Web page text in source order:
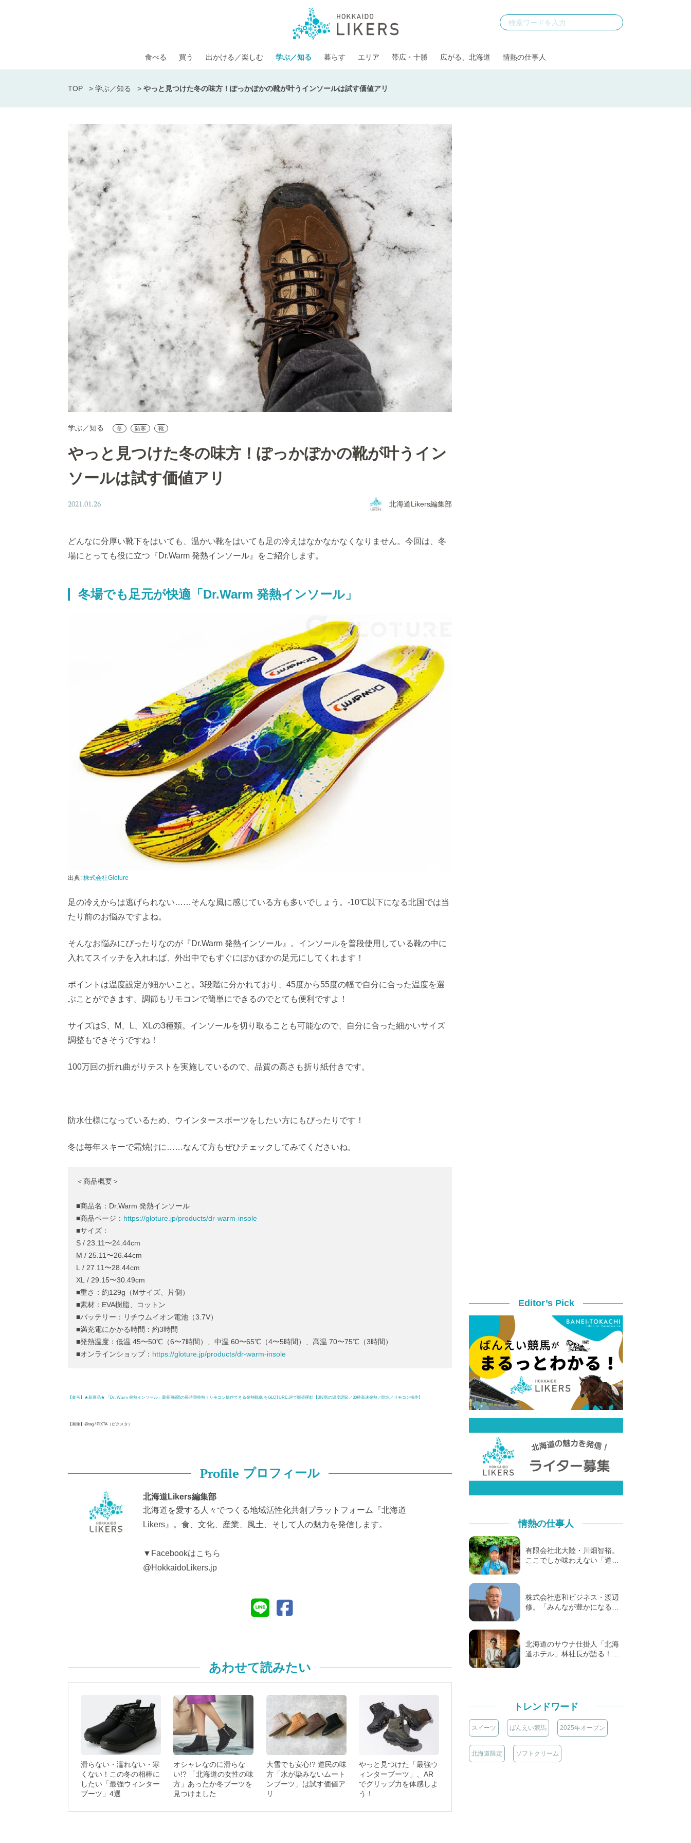
食べる 買う 出かける／楽しむ 学ぶ／知る 暮らす エリア 帯広・十勝 広がる、北海道 情熱の仕事人
TOP > 学ぶ／知る > やっと見つけた冬の味方！ぽっかぽかの靴が叶うインソールは試す価値アリ
学ぶ／知る 冬 防寒 靴
やっと見つけた冬の味方！ぽっかぽかの靴が叶うイン
ソールは試す価値アリ
2021.01.26 北海道Likers編集部
どんなに分厚い靴下をはいても、温かい靴をはいても足の冷えはなかなかなくなりません。今回は、冬
場にとっても役に立つ『Dr.Warm 発熱インソール』をご紹介します。
冬場でも足元が快適「Dr.Warm 発熱インソール」
出典: 株式会社Gloture
足の冷えからは逃げられない……そんな風に感じている方も多いでしょう。-10℃以下になる北国では当
たり前のお悩みですよね。
そんなお悩みにぴったりなのが『Dr.Warm 発熱インソール』。インソールを普段使用している靴の中に
入れてスイッチを入れれば、外出中でもすぐにぽかぽかの足元にしてくれます！
ポイントは温度設定が細かいこと。3段階に分かれており、45度から55度の幅で自分に合った温度を選
ぶことができます。調節もリモコンで簡単にできるのでとても便利ですよ！
サイズはS、M、L、XLの3種類。インソールを切り取ることも可能なので、自分に合った細かいサイズ
調整もできそうですね！
100万回の折れ曲がりテストを実施しているので、品質の高さも折り紙付きです。
防水仕様になっているため、ウインタースポーツをしたい方にもぴったりです！
冬は毎年スキーで霜焼けに……なんて方もぜひチェックしてみてくださいね。
＜商品概要＞
■商品名：Dr.Warm 発熱インソール
■商品ページ： https://gloture.jp/products/dr-warm-insole
■サイズ：
S / 23.11〜24.44cm
M / 25.11〜26.44cm
L / 27.11〜28.44cm
XL / 29.15〜30.49cm
■重さ：約129g（Mサイズ、片側）
■素材：EVA樹脂、コットン
■バッテリー：リチウムイオン電池（3.7V）
■満充電にかかる時間：約3時間
■発熱温度：低温 45〜50℃（6〜7時間）、中温 60〜65℃（4〜5時間）、高温 70〜75℃（3時間）
■オンラインショップ： https://gloture.jp/products/dr-warm-insole
【参考】★新商品★ 「Dr. Warm 発熱インソール」最長7時間の長時間発熱！リモコン操作できる発熱靴底 をGLOTURE.JPで販売開始【3段階の温度調節／30秒高速発熱／防水／リモコン操作】
【画像】@tag / PIXTA（ピクスタ）
Profile プロフィール
北海道Likers編集部
北海道を愛する人々でつくる地域活性化共創プラットフォーム『北海道
Likers』。食、文化、産業、風土、そして人の魅力を発信します。
▼Facebookはこちら
@HokkaidoLikers.jp
あわせて読みたい
滑らない・濡れない・寒
くない！この冬の相棒に
したい「最強ウィンター
ブーツ」4選
オシャレなのに滑らな
い!? 「北海道の女性の味
方」あったか冬ブーツを
見つけました
大雪でも安心!? 道民の味
方「水が染みないムート
ンブーツ」は試す価値ア
リ
やっと見つけた「最強ウ
ィンターブーツ」、AR
でグリップ力を体感しよ
う！
Editor’s Pick
情熱の仕事人
有限会社北大陸・川畑智裕。
ここでしか味わえない「道…
株式会社恵和ビジネス・渡辺
修。「みんなが豊かになる…
北海道のサウナ仕掛人「北海
道ホテル」林社長が語る！…
トレンドワード
スイーツ ばんえい競馬 2025年オープン
北海道限定 ソフトクリーム